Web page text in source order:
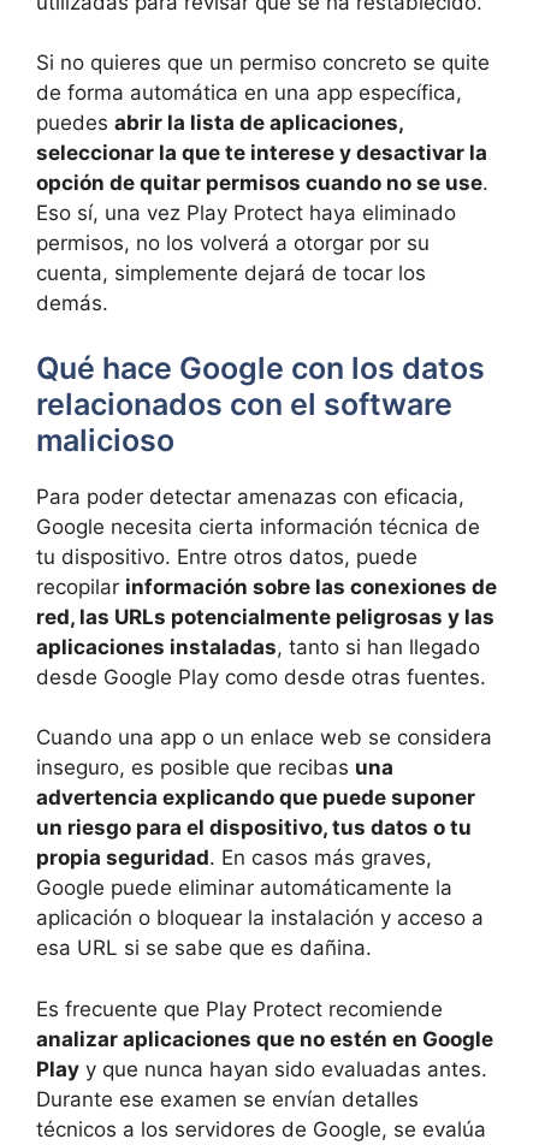
Si no quieres que un permiso concreto se quite
de forma automática en una app específica,
puedes abrir la lista de aplicaciones,
seleccionar la que te interese y desactivar la
opción de quitar permisos cuando no se use.
Eso sí, una vez Play Protect haya eliminado
permisos, no los volverá a otorgar por su
cuenta, simplemente dejará de tocar los
demás.
Qué hace Google con los datos
relacionados con el software
malicioso
Para poder detectar amenazas con eficacia,
Google necesita cierta información técnica de
tu dispositivo. Entre otros datos, puede
recopilar información sobre las conexiones de
red, las URLs potencialmente peligrosas y las
aplicaciones instaladas, tanto si han llegado
desde Google Play como desde otras fuentes.
Cuando una app o un enlace web se considera
inseguro, es posible que recibas una
advertencia explicando que puede suponer
un riesgo para el dispositivo, tus datos o tu
propia seguridad. En casos más graves,
Google puede eliminar automáticamente la
aplicación o bloquear la instalación y acceso a
esa URL si se sabe que es dañina.
Es frecuente que Play Protect recomiende
analizar aplicaciones que no estén en Google
Play y que nunca hayan sido evaluadas antes.
Durante ese examen se envían detalles
técnicos a los servidores de Google, se evalúa